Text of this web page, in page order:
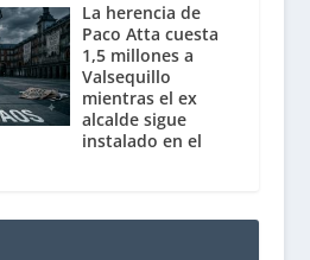
La herencia de
Paco Atta cuesta
1,5 millones a
Valsequillo
mientras el ex
alcalde sigue
instalado en el